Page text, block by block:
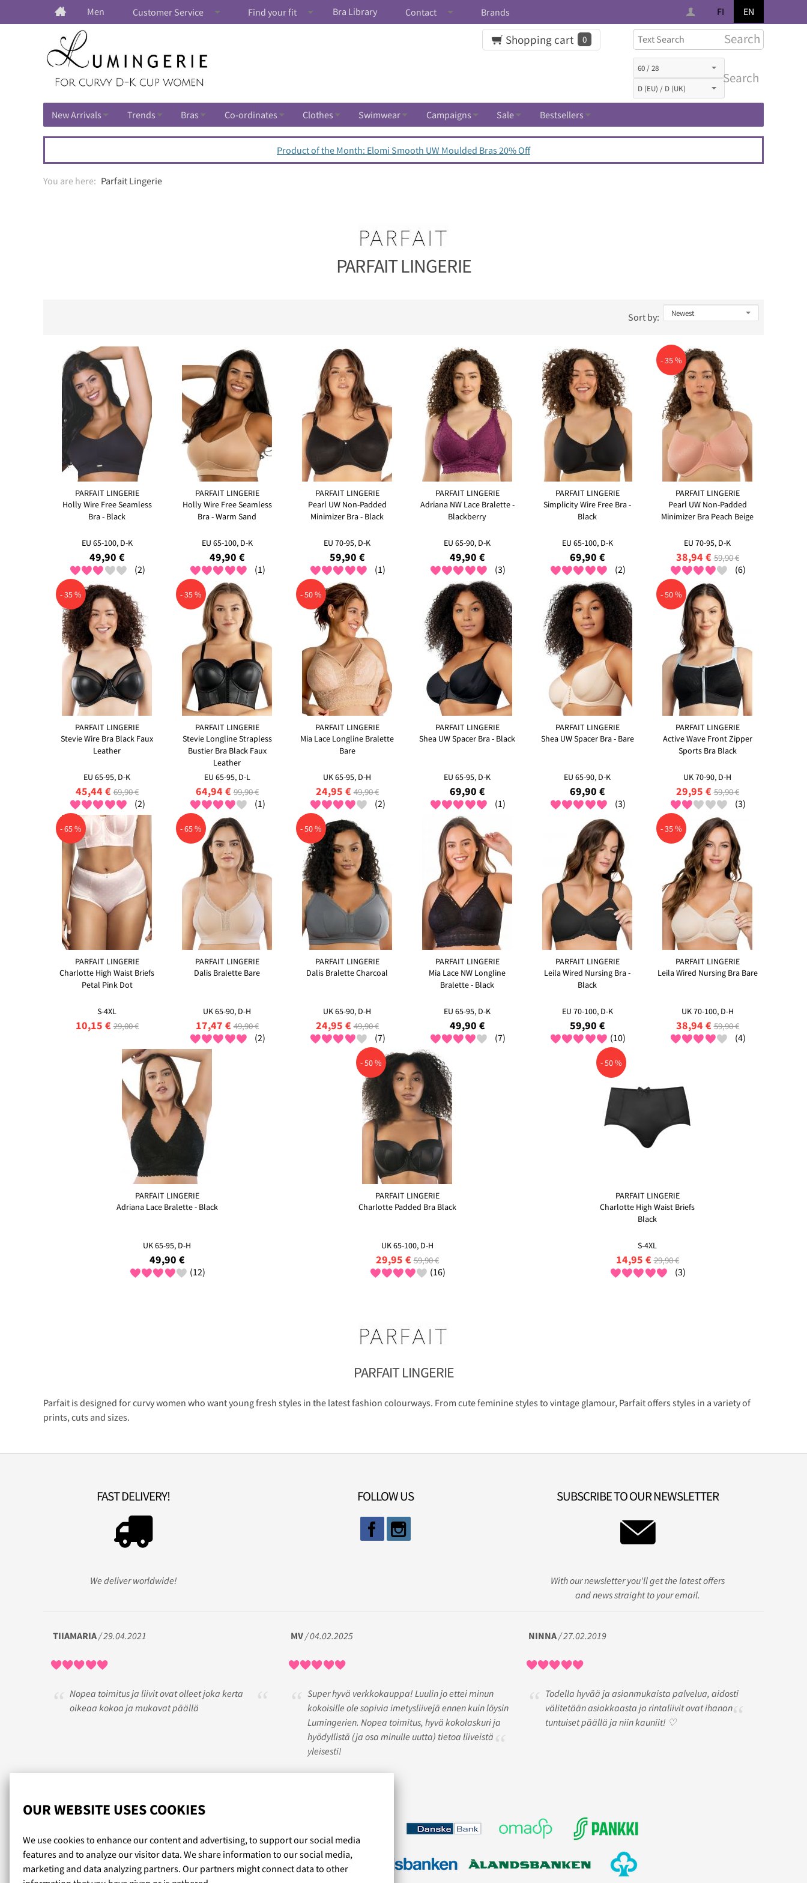
OUR WEBSITE USES COOKIES
We use cookies to enhance our content and advertising, to support our social media
features and to analyze our visitor data. We share information to our social media,
marketing and data analyzing partners. Our partners might connect data to other
FI EN
Men Customer Service Find your fit Bra Library Contact Brands
Search
Search
Shopping cart 0
New Arrivals Trends Bras Co-ordinates Clothes Swimwear Campaigns Sale Bestsellers
Product of the Month: Elomi Smooth UW Moulded Bras 20% Off
Parfait Lingerie
PARFAIT LINGERIE
Sort by:
PARFAIT LINGERIE
Holly Wire Free Seamless
Bra - Black
EU 65-100, D-K
49,90 €
(2)
PARFAIT LINGERIE
Holly Wire Free Seamless
Bra - Warm Sand
EU 65-100, D-K
49,90 €
(1)
PARFAIT LINGERIE
Pearl UW Non-Padded
Minimizer Bra - Black
EU 70-95, D-K
59,90 €
(1)
PARFAIT LINGERIE
Adriana NW Lace Bralette -
Blackberry
EU 65-90, D-K
49,90 €
(3)
PARFAIT LINGERIE
Simplicity Wire Free Bra -
Black
EU 65-100, D-K
69,90 €
(2)
- 35 %
PARFAIT LINGERIE
Pearl UW Non-Padded
Minimizer Bra Peach Beige
EU 70-95, D-K
38,94 € 59,90 €
(6)
- 35 %
PARFAIT LINGERIE
Stevie Wire Bra Black Faux
Leather
EU 65-95, D-K
45,44 € 69,90 €
(2)
- 35 %
PARFAIT LINGERIE
Stevie Longline Strapless
Bustier Bra Black Faux
Leather
EU 65-95, D-L
64,94 € 99,90 €
(1)
- 50 %
PARFAIT LINGERIE
Mia Lace Longline Bralette
Bare
UK 65-95, D-H
24,95 € 49,90 €
(2)
PARFAIT LINGERIE
Shea UW Spacer Bra - Black
EU 65-95, D-K
69,90 €
(1)
PARFAIT LINGERIE
Shea UW Spacer Bra - Bare
EU 65-90, D-K
69,90 €
(3)
- 50 %
PARFAIT LINGERIE
Active Wave Front Zipper
Sports Bra Black
UK 70-90, D-H
29,95 € 59,90 €
(3)
- 65 %
PARFAIT LINGERIE
Charlotte High Waist Briefs
Petal Pink Dot
S-4XL
10,15 € 29,00 €
- 65 %
PARFAIT LINGERIE
Dalis Bralette Bare
UK 65-90, D-H
17,47 € 49,90 €
(2)
- 50 %
PARFAIT LINGERIE
Dalis Bralette Charcoal
UK 65-90, D-H
24,95 € 49,90 €
(7)
PARFAIT LINGERIE
Mia Lace NW Longline
Bralette - Black
EU 65-95, D-K
49,90 €
(7)
PARFAIT LINGERIE
Leila Wired Nursing Bra -
Black
EU 70-100, D-K
59,90 €
(10)
- 35 %
PARFAIT LINGERIE
Leila Wired Nursing Bra Bare
UK 70-100, D-H
38,94 € 59,90 €
(4)
PARFAIT LINGERIE
Adriana Lace Bralette - Black
UK 65-95, D-H
49,90 €
(12)
- 50 %
PARFAIT LINGERIE
Charlotte Padded Bra Black
UK 65-100, D-H
29,95 € 59,90 €
(16)
- 50 %
PARFAIT LINGERIE
Charlotte High Waist Briefs
Black
S-4XL
14,95 € 29,90 €
(3)
PARFAIT LINGERIE
Parfait is designed for curvy women who want young fresh styles in the latest fashion colourways. From cute feminine styles to vintage glamour, Parfait offers styles in a variety of
prints, cuts and sizes.
FAST DELIVERY!
We deliver worldwide!
FOLLOW US SUBSCRIBE TO OUR NEWSLETTER
With our newsletter you'll get the latest offers
and news straight to your email.
TIIAMARIA/ 29.04.2021
Nopea toimitus ja liivit ovat olleet joka kerta
oikeaa kokoa ja mukavat päällä
MV/ 04.02.2025
Super hyvä verkkokauppa! Luulin jo ettei minun
kokoisille ole sopivia imetysliivejä ennen kuin löysin
Lumingerien. Nopea toimitus, hyvä kokolaskuri ja
hyödyllistä (ja osa minulle uutta) tietoa liiveistä
yleisesti!
NINNA/ 27.02.2019
Todella hyvää ja asianmukaista palvelua, aidosti
välitetään asiakkaasta ja rintaliivit ovat ihanan
tuntuiset päällä ja niin kauniit! ♡